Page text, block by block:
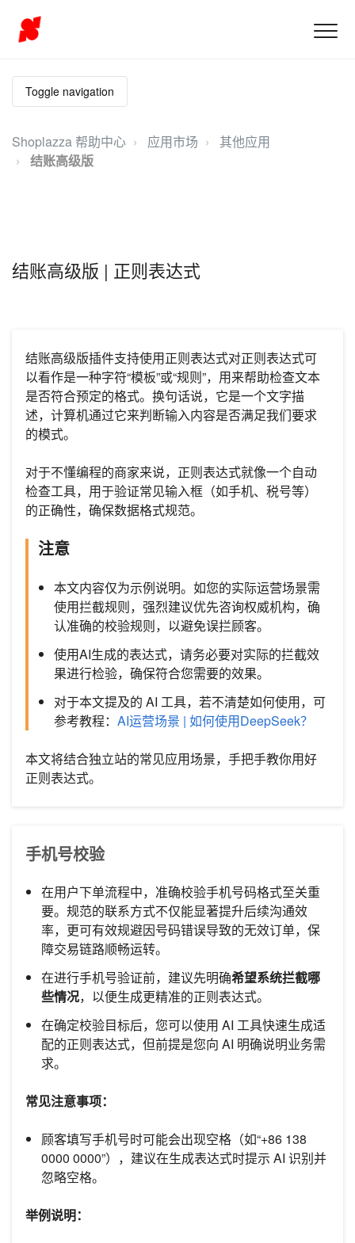
Toggle navigation
Shoplazza 帮助中心 应用市场
其他应用
结账高级版
结账高级版 | 正则表达式
结账高级版插件支持使用正则表达式对正则表达式可
以看作是一种字符“模板”或“规则”，用来帮助检查文本
是否符合预定的格式。换句话说，它是一个文字描
述，计算机通过它来判断输入内容是否满足我们要求
的模式。
对于不懂编程的商家来说，正则表达式就像一个自动
检查工具，用于验证常见输入框（如手机、税号等）
的正确性，确保数据格式规范。
注意
本文内容仅为示例说明。如您的实际运营场景需
使用拦截规则，强烈建议优先咨询权威机构，确
认准确的校验规则，以避免误拦顾客。
使用AI生成的表达式，请务必要对实际的拦截效
果进行检验，确保符合您需要的效果。
对于本文提及的 AI 工具，若不清楚如何使用，可
参考教程： AI运营场景 | 如何使用DeepSeek？
本文将结合独立站的常见应用场景，手把手教你用好
正则表达式。
手机号校验
在用户下单流程中，准确校验手机号码格式至关重
要。规范的联系方式不仅能显著提升后续沟通效
率，更可有效规避因号码错误导致的无效订单，保
障交易链路顺畅运转。
在进行手机号验证前，建议先明确希望系统拦截哪
些情况，以便生成更精准的正则表达式。
在确定校验目标后，您可以使用 AI 工具快速生成适
配的正则表达式，但前提是您向 AI 明确说明业务需
求。
常见注意事项：
顾客填写手机号时可能会出现空格（如“+86 138
0000 0000”），建议在生成表达式时提示 AI 识别并
忽略空格。
举例说明：